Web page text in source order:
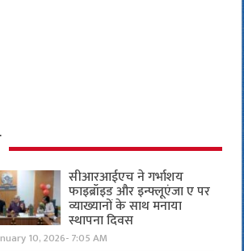
सीआरआईएच ने गर्भाशय
फाइब्रॉइड और इन्फ्लूएंजा ए पर
व्याख्यानों के साथ मनाया
स्थापना दिवस
10, 2026- 7:05 AM